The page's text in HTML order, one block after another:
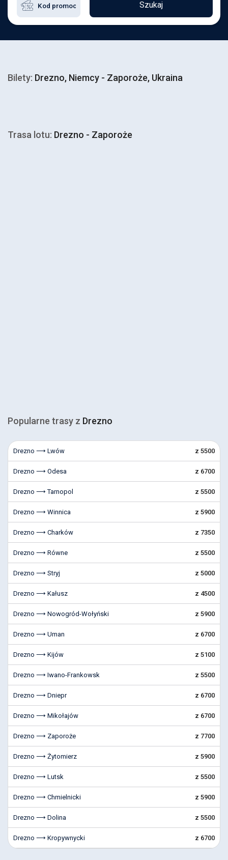
Szukaj
Bilety: Drezno, Niemcy - Zaporoże, Ukraina
Trasa lotu: Drezno - Zaporoże
Popularne trasy z Drezno
Drezno ⟶ Lwów z 5500
Drezno ⟶ Odesa z 6700
Drezno ⟶ Tarnopol z 5500
Drezno ⟶ Winnica z 5900
Drezno ⟶ Charków z 7350
Drezno ⟶ Równe z 5500
Drezno ⟶ Stryj z 5000
Drezno ⟶ Kałusz z 4500
Drezno ⟶ Nowogród-Wołyński z 5900
Drezno ⟶ Uman z 6700
Drezno ⟶ Kijów z 5100
Drezno ⟶ Iwano-Frankowsk z 5500
Drezno ⟶ Dniepr z 6700
Drezno ⟶ Mikołajów z 6700
Drezno ⟶ Zaporoże z 7700
Drezno ⟶ Żytomierz z 5900
Drezno ⟶ Lutsk z 5500
Drezno ⟶ Chmielnicki z 5900
Drezno ⟶ Dolina z 5500
Drezno ⟶ Kropywnycki z 6700